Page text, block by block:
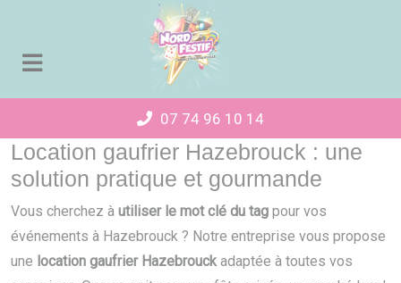
07 74 96 10 14
Location gaufrier Hazebrouck : une
solution pratique et gourmande
Vous cherchez à utiliser le mot clé du tag pour vos
événements à Hazebrouck ? Notre entreprise vous propose
une location gaufrier Hazebrouckadaptée à toutes vos
Panneau de gestion des cookies